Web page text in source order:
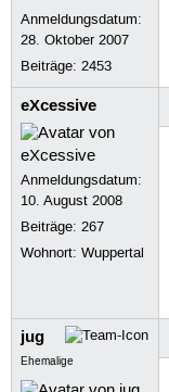
Anmeldungsdatum:
28. Oktober 2007
Beiträge:2453
eXcessive
Anmeldungsdatum:
10. August 2008
Beiträge:267
Wohnort: Wuppertal
jug
Ehemalige